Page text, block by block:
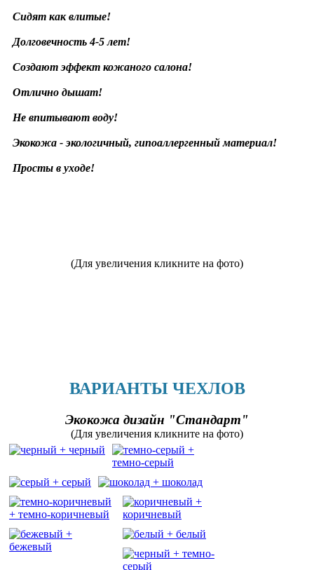
Сидят как влитые!
Долговечность 4-5 лет!
Создают эффект кожаного салона!
Отлично дышат!
Не впитывают воду!
Экокожа - экологичный, гипоаллергенный материал!
Просты в уходе!
(Для увеличения кликните на фото)
ВАРИАНТЫ ЧЕХЛОВ
Экокожа дизайн "Стандарт"
(Для увеличения кликните на фото)